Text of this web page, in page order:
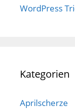
WordPress
Kategorien
Aprilscherze